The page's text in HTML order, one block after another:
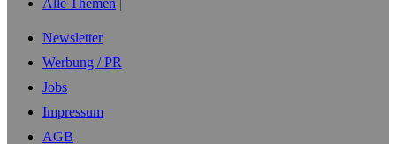
Alle Themen
Newsletter
Werbung / PR
Jobs
Impressum
AGB